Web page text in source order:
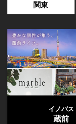
関東
イノバス
蔵前